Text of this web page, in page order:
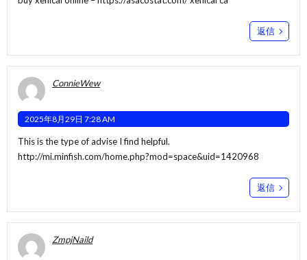
返信
ConnieWew
2025年8月29日 7:28 AM
This is the type of advise I find helpful.
http://mi.minfish.com/home.php?mod=space&uid=1420968
返信
ZmpjNaild